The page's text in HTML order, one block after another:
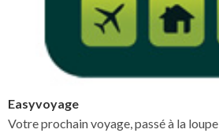
Easyvoyage
Votre prochain voyage, passé à la loupe